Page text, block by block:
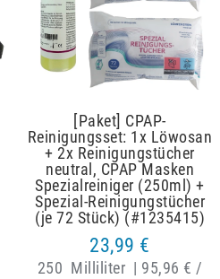
[Paket] CPAP-
Reinigungsset: 1x Löwosan
+ 2x Reinigungstücher
neutral, CPAP Masken
Spezialreiniger (250ml) +
Spezial-Reinigungstücher
(je 72 Stück) (#1235415)
23,99 €
250 Milliliter | 95,96 € /